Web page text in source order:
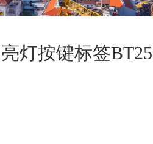
灯按键标签